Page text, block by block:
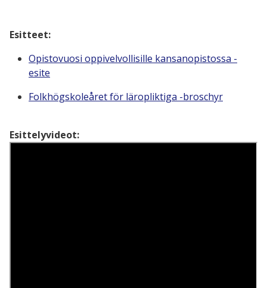
Esitteet:
Opistovuosi oppivelvollisille kansanopistossa -
esite
Folkhögskoleåret för läropliktiga -broschyr
Esittelyvideot: